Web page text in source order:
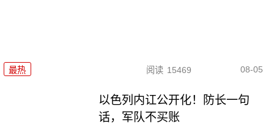
最热 阅读 15469 08-05
以色列内讧公开化！防长一句
话，军队不买账